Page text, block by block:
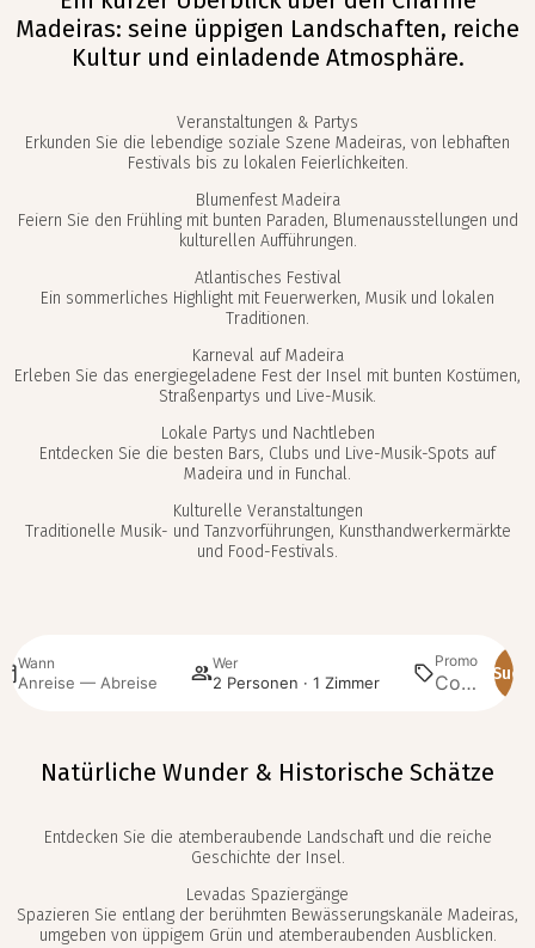
Wann
Anreise — Abreise
Wer
2 Personen · 1 Zimmer
Promo
Madeiras: seine üppigen Landschaften, reiche
Kultur und einladende Atmosphäre.
Veranstaltungen & Partys
Erkunden Sie die lebendige soziale Szene Madeiras, von lebhaften
Festivals bis zu lokalen Feierlichkeiten.
Blumenfest Madeira
Feiern Sie den Frühling mit bunten Paraden, Blumenausstellungen und
kulturellen Aufführungen.
Atlantisches Festival
Ein sommerliches Highlight mit Feuerwerken, Musik und lokalen
Traditionen.
Karneval auf Madeira
Erleben Sie das energiegeladene Fest der Insel mit bunten Kostümen,
Straßenpartys und Live-Musik.
Lokale Partys und Nachtleben
Entdecken Sie die besten Bars, Clubs und Live-Musik-Spots auf
Madeira und in Funchal.
Kulturelle Veranstaltungen
Traditionelle Musik- und Tanzvorführungen, Kunsthandwerkermärkte
und Food-Festivals.
Natürliche Wunder & Historische Schätze
Entdecken Sie die atemberaubende Landschaft und die reiche
Geschichte der Insel.
Levadas Spaziergänge
Spazieren Sie entlang der berühmten Bewässerungskanäle Madeiras,
umgeben von üppigem Grün und atemberaubenden Ausblicken.